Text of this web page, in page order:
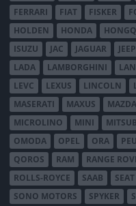
FERRARI
FIAT FISKER
HOLDEN
HONDA
ISUZU
JAC JAGUAR JEEP
LADA
LAMBORGHINI
LEVC
LEXUS LINCOLN
MASERATI
MAXUS MAZDA
MICROLINO
MINI
OMODA
OPEL ORA
QOROS
RAM RANGE
ROLLS-ROYCE
SAAB SEAT
SONO MOTORS
SPYKER